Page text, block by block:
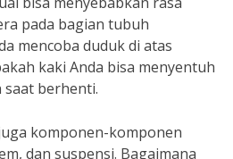
pada bagian tubuh
mencoba duduk di atas
kaki Anda bisa menyentuh
saat berhenti.
komponen-komponen
dan suspensi. Bagaimana